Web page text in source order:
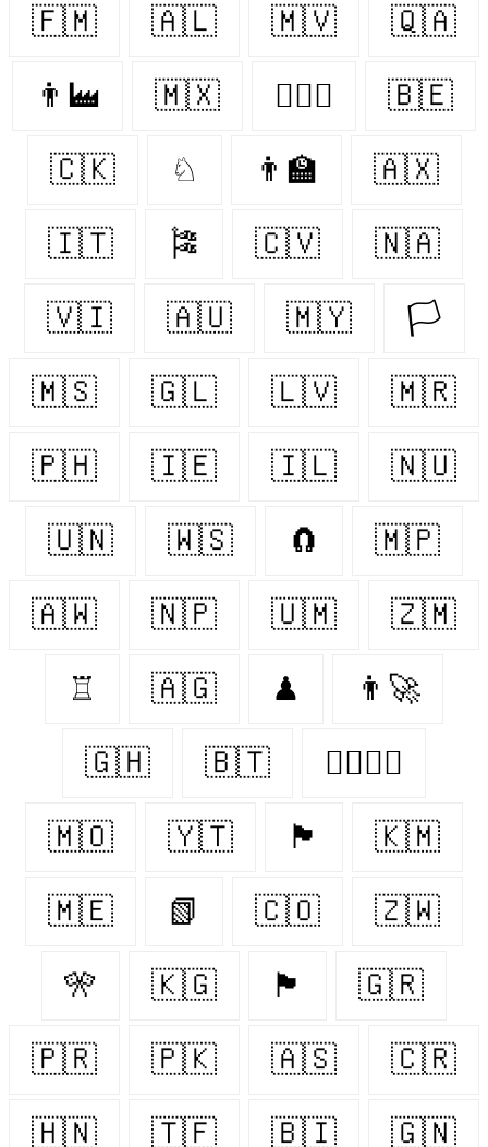
🇫🇲 🇦🇱 🇲🇻 🇶🇦
👨‍🏭 🇲🇽 👨‍❤️‍👨 🇧🇪
🇨🇰 ♘ 👨‍🏫 🇦🇽
🇮🇹 🎏 🇨🇻 🇳🇦
🇻🇮 🇦🇺 🇲🇾 🏳️
🇲🇸 🇬🇱 🇱🇻 🇲🇷
🇵🇭 🇮🇪 🇮🇱 🇳🇺
🇺🇳 🇼🇸 🧲 🇲🇵
🇦🇼 🇳🇵 🇺🇲 🇿🇲
♖ 🇦🇬 ♟ 👨‍🚀
🇬🇭 🇧🇹 👨‍❤️‍💋‍👨
🇲🇴 🇾🇹 🏴󠁧󠁢󠁥󠁮󠁧󠁿 🇰🇲
🇲🇪 📗 🇨🇴 🇿🇼
🎌 🇰🇬 🏴󠁧󠁢󠁳󠁣󠁴󠁿 🇬🇷
🇵🇷 🇵🇰 🇦🇸 🇨🇷
🇭🇳 🇹🇫 🇧🇮 🇬🇳